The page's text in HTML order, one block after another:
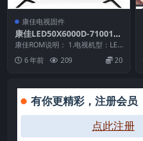
康佳电视固件
康佳LED50X6000D-7100186
0(V500HK1-LS5C1)-990095
36-V1.1.09原厂系统刷机电视
固件包下载
康佳ROM说明： 1.电视机型：LED
50X6000D 2.物料号：990095...
6 年前 209 20
有你更精彩，注册会员
点此注册